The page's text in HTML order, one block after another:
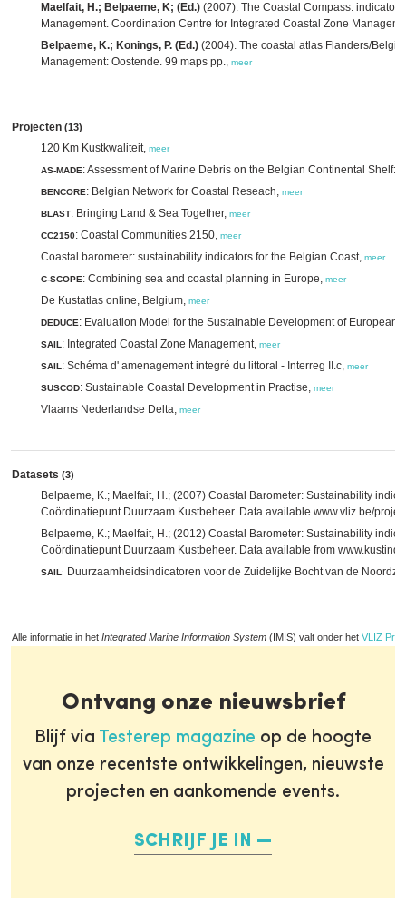
Maelfait, H.; Belpaeme, K; (Ed.) (2007). The Coastal Compass:
Management. Coordination Centre for Integrated Coastal Zone
Belpaeme, K.; Konings, P. (Ed.) (2004). The coastal atlas Flanders/
Management: Oostende. 99 maps pp., meer
Projecten (13)
120 Km Kustkwaliteit, meer
AS-MADE: Assessment of Marine Debris on the Belgian Continental Shelf:
BENCORE: Belgian Network for Coastal Reseach, meer
BLAST: Bringing Land & Sea Together, meer
CC2150: Coastal Communities 2150, meer
Coastal barometer: sustainability indicators for the Belgian Coast, meer
C-SCOPE: Combining sea and coastal planning in Europe, meer
De Kustatlas online, Belgium, meer
DEDUCE: Evaluation Model for the Sustainable Development of European
SAIL : Integrated Coastal Zone Management, meer
SAIL : Schéma d' amenagement integré du littoral - Interreg II.c, meer
SUSCOD: Sustainable Coastal Development in Practise, meer
Vlaams Nederlandse Delta, meer
Datasets (3)
Belpaeme, K.; Maelfait, H.; (2007) Coastal Barometer: Sustainability
Coördinatiepunt Duurzaam Kustbeheer. Data available www.vliz.be/
Belpaeme, K.; Maelfait, H.; (2012) Coastal Barometer: Sustainability
Coördinatiepunt Duurzaam Kustbeheer. Data available from
SAIL : Duurzaamheidsindicatoren voor de Zuidelijke Bocht van de
Alle informatie in het Integrated Marine Information System (IMIS) valt onder het VLIZ
Ontvang onze nieuwsbrief
Blijf via Testerep magazine op de hoogte
van onze recentste ontwikkelingen, nieuwste
projecten en aankomende events.
SCHRIJF JE IN